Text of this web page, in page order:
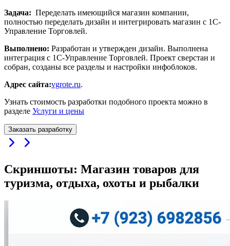
Задача: Переделать имеющийся магазин компании,
полностью переделать дизайн и интегрировать магазин с 1С-
Управление Торговлей.
Выполнено: Разработан и утвержден дизайн. Выполнена
интеграция с 1С-Управление Торговлей. Проект сверстан и
собран, созданы все разделы и настройки инфоблоков.
Адрес сайта:vgrote.ru.
Узнать стоимость разработки подобного проекта можно в
разделе Услуги и цены
Заказать разработку
Скриншоты: Магазин товаров для
туризма, отдыха, охоты и рыбалки